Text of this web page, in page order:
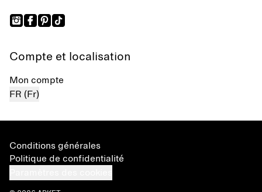
Compte et localisation
Mon compte
FR (Fr)
Conditions générales
Politique de confidentialité